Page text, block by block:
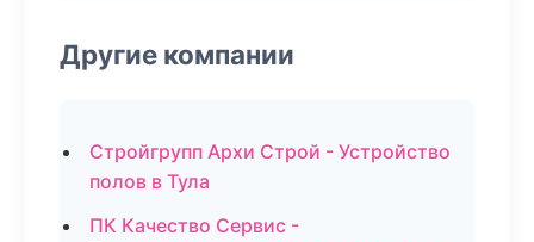
Другие компании
Стройгрупп Архи Строй - Устройство
полов в Тула
ПК Качество Сервис -